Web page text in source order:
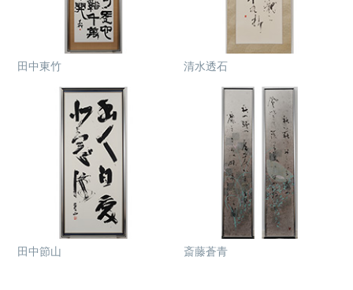
田中東竹 清水透石
田中節山 斎藤蒼青